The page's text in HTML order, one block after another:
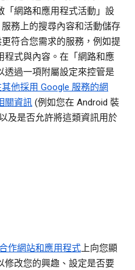
「網路和應用程式活動」設
務上的搜尋內容和活動儲存
符合您需求的服務，例如提
程式與內容。在「網路和應
透過一項附屬設定來控管是
他採用 Google 服務的網
關資訊 (例如您在 Android 裝
及是否允許將這類資訊用於
作網站和應用程式上向您顯
修改您的興趣、設定是否要